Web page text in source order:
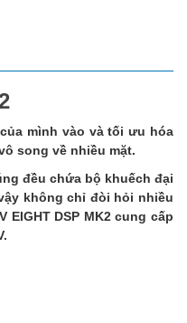
mình vào và tối ưu hóa
song về nhiều mặt.
đều chứa bộ khuếch đại
không chỉ đòi hỏi nhiều
DSP MK2 cung cấp